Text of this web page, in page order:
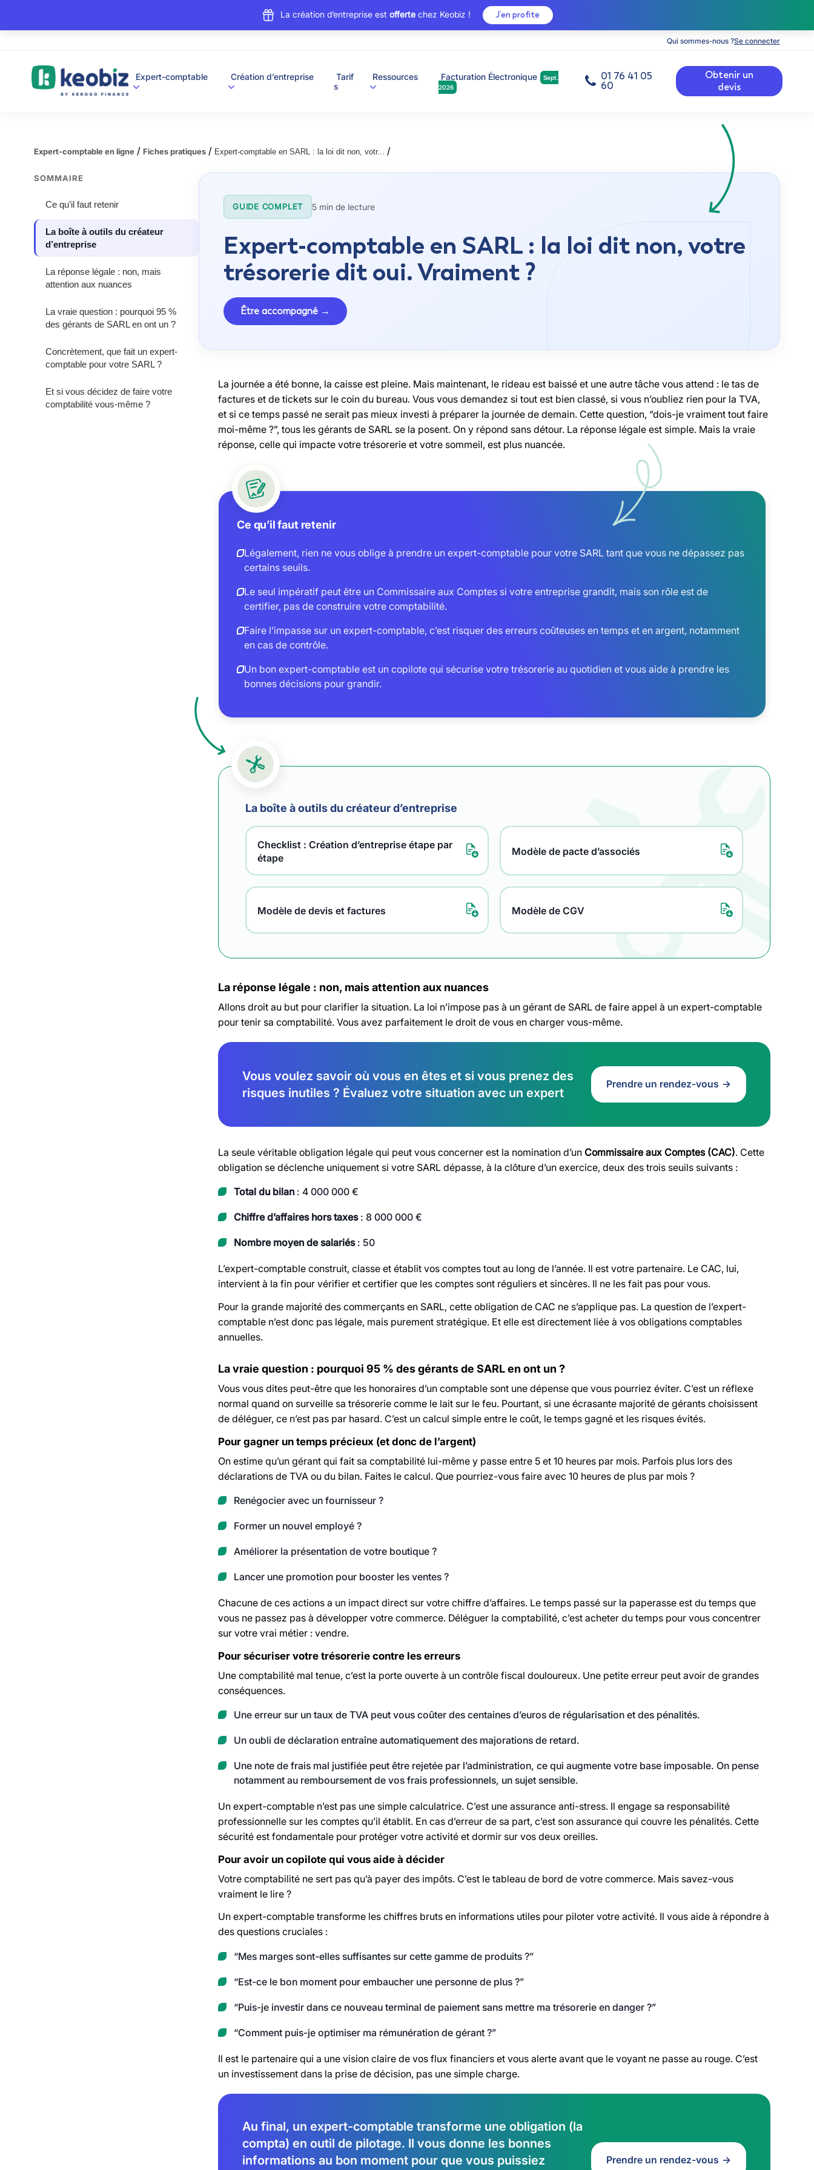
La création d’entreprise est offertechez Keobiz ! J’en profite
Qui sommes-nous ?Se connecter
A
c
c
u
Expert-comptable Création d’entreprise
Tarif
s
Ressources Facturation Électronique
Sept.
2026
01 76 41 05
60
Obtenir un
devis
Expert-comptable en ligne / Fiches pratiques / Expert-comptable en SARL : la loi dit non, votr... /
SOMMAIRE
Ce qu’il faut retenir
La boîte à outils du créateur
d’entreprise
La réponse légale : non, mais
attention aux nuances
La vraie question : pourquoi 95 %
des gérants de SARL en ont un ?
Concrètement, que fait un expert-
comptable pour votre SARL ?
Et si vous décidez de faire votre
comptabilité vous-même ?
GUIDE COMPLET 5 min de lecture
Expert-comptable en SARL : la loi dit non, votre
trésorerie dit oui. Vraiment ?
Être accompagné →
La journée a été bonne, la caisse est pleine. Mais maintenant, le rideau est baissé et une autre tâche vous attend : le tas de
factures et de tickets sur le coin du bureau. Vous vous demandez si tout est bien classé, si vous n’oubliez rien pour la TVA,
et si ce temps passé ne serait pas mieux investi à préparer la journée de demain. Cette question, “dois-je vraiment tout faire
moi-même ?”, tous les gérants de SARL se la posent. On y répond sans détour. La réponse légale est simple. Mais la vraie
réponse, celle qui impacte votre trésorerie et votre sommeil, est plus nuancée.
Ce qu’il faut retenir
Légalement, rien ne vous oblige à prendre un expert-comptable pour votre SARL tant que vous ne dépassez pas
certains seuils.
Le seul impératif peut être un Commissaire aux Comptes si votre entreprise grandit, mais son rôle est de
certifier, pas de construire votre comptabilité.
Faire l’impasse sur un expert-comptable, c’est risquer des erreurs coûteuses en temps et en argent, notamment
en cas de contrôle.
Un bon expert-comptable est un copilote qui sécurise votre trésorerie au quotidien et vous aide à prendre les
bonnes décisions pour grandir.
La boîte à outils du créateur d’entreprise
Checklist : Création d’entreprise étape par
étape
Modèle de pacte d’associés
Modèle de devis et factures Modèle de CGV
La réponse légale : non, mais attention aux nuances
Allons droit au but pour clarifier la situation. La loi n’impose pas à un gérant de SARL de faire appel à un expert-comptable
pour tenir sa comptabilité. Vous avez parfaitement le droit de vous en charger vous-même.
Vous voulez savoir où vous en êtes et si vous prenez des
risques inutiles ? Évaluez votre situation avec un expert
Prendre un rendez-vous
La seule véritable obligation légale qui peut vous concerner est la nomination d’un Commissaire aux Comptes (CAC). Cette
obligation se déclenche uniquement si votre SARL dépasse, à la clôture d’un exercice, deux des trois seuils suivants :
Total du bilan : 4 000 000 €
Chiffre d’affaires hors taxes: 8 000 000 €
Nombre moyen de salariés: 50
L’expert-comptable construit, classe et établit vos comptes tout au long de l’année. Il est votre partenaire. Le CAC, lui,
intervient à la fin pour vérifier et certifier que les comptes sont réguliers et sincères. Il ne les fait pas pour vous.
Pour la grande majorité des commerçants en SARL, cette obligation de CAC ne s’applique pas. La question de l’expert-
comptable n’est donc pas légale, mais purement stratégique. Et elle est directement liée à vos obligations comptables
annuelles.
La vraie question : pourquoi 95 % des gérants de SARL en ont un ?
Vous vous dites peut-être que les honoraires d’un comptable sont une dépense que vous pourriez éviter. C’est un réflexe
normal quand on surveille sa trésorerie comme le lait sur le feu. Pourtant, si une écrasante majorité de gérants choisissent
de déléguer, ce n’est pas par hasard. C’est un calcul simple entre le coût, le temps gagné et les risques évités.
Pour gagner un temps précieux (et donc de l’argent)
On estime qu’un gérant qui fait sa comptabilité lui-même y passe entre 5 et 10 heures par mois. Parfois plus lors des
déclarations de TVA ou du bilan. Faites le calcul. Que pourriez-vous faire avec 10 heures de plus par mois ?
Renégocier avec un fournisseur ?
Former un nouvel employé ?
Améliorer la présentation de votre boutique ?
Lancer une promotion pour booster les ventes ?
Chacune de ces actions a un impact direct sur votre chiffre d’affaires. Le temps passé sur la paperasse est du temps que
vous ne passez pas à développer votre commerce. Déléguer la comptabilité, c’est acheter du temps pour vous concentrer
sur votre vrai métier : vendre.
Pour sécuriser votre trésorerie contre les erreurs
Une comptabilité mal tenue, c’est la porte ouverte à un contrôle fiscal douloureux. Une petite erreur peut avoir de grandes
conséquences.
Une erreur sur un taux de TVA peut vous coûter des centaines d’euros de régularisation et des pénalités.
Un oubli de déclaration entraîne automatiquement des majorations de retard.
Une note de frais mal justifiée peut être rejetée par l’administration, ce qui augmente votre base imposable. On pense
notamment au remboursement de vos frais professionnels, un sujet sensible.
Un expert-comptable n’est pas une simple calculatrice. C’est une assurance anti-stress. Il engage sa responsabilité
professionnelle sur les comptes qu’il établit. En cas d’erreur de sa part, c’est son assurance qui couvre les pénalités. Cette
sécurité est fondamentale pour protéger votre activité et dormir sur vos deux oreilles.
Pour avoir un copilote qui vous aide à décider
Votre comptabilité ne sert pas qu’à payer des impôts. C’est le tableau de bord de votre commerce. Mais savez-vous
vraiment le lire ?
Un expert-comptable transforme les chiffres bruts en informations utiles pour piloter votre activité. Il vous aide à répondre à
des questions cruciales :
“Mes marges sont-elles suffisantes sur cette gamme de produits ?”
“Est-ce le bon moment pour embaucher une personne de plus ?”
“Puis-je investir dans ce nouveau terminal de paiement sans mettre ma trésorerie en danger ?”
“Comment puis-je optimiser ma rémunération de gérant ?”
Il est le partenaire qui a une vision claire de vos flux financiers et vous alerte avant que le voyant ne passe au rouge. C’est
un investissement dans la prise de décision, pas une simple charge.
Au final, un expert-comptable transforme une obligation (la
compta) en outil de pilotage. Il vous donne les bonnes
informations au bon moment pour que vous puissiez
Prendre un rendez-vous